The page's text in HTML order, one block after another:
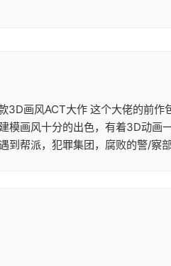
3D画风ACT大作 这个大佬的前作
模画风十分的出色，有着3D动
到帮派，犯罪集团，腐败的警/察